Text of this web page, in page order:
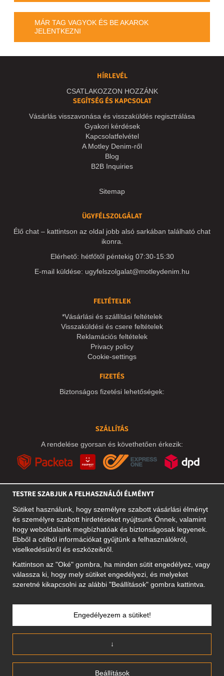
MÁR TAG VAGYOK ÉS BE AKAROK
JELENTKEZNI
HÍRLEVÉL
CSATLAKOZZON HOZZÁNK
SEGÍTSÉG ÉS KAPCSOLAT
Vásárlás visszavonása és visszaküldés regisztrálása
Gyakori kérdések
Kapcsolatfelvétel
A Motley Denim-ről
Blog
B2B Inquiries
Sitemap
ÜGYFÉLSZOLGÁLAT
Élő chat – kattintson az oldal jobb alsó sarkában található chat
ikonra.
Elérhető: hétfőtől péntekig 07:30-15:30
E-mail küldése: ugyfelszolgalat@motleydenim.hu
FELTÉTELEK
*Vásárlási és szállítási feltételek
Visszaküldési és csere feltételek
Reklamációs feltételek
Privacy policy
Cookie-settings
FIZETÉS
Biztonságos fizetési lehetőségek:
SZÁLLÍTÁS
A rendelése gyorsan és követhetően érkezik:
A CÉG CÍME
Narva mnt 5, EE-10117 Tallinn
Reg: 12356245
MAGYARORSZÁG/MAGYAR
TESTRE SZABJUK A FELHASZNÁLÓI ÉLMÉNYT
Sütiket használunk, hogy személyre szabott vásárlási élményt
és személyre szabott hirdetéseket nyújtsunk Önnek, valamint
hogy weboldalaink megbízhatóak és biztonságosak legyenek.
Ebből a célból információkat gyűjtünk a felhasználókról,
viselkedésükről és eszközeikről.
Kattintson az "Oké" gombra, ha minden sütit engedélyez, vagy
válassza ki, hogy mely sütiket engedélyezi, és melyeket
szeretné kikapcsolni az alábbi "Beállítások" gombra kattintva.
Beállítások
↓
Engedélyezem a sütiket!